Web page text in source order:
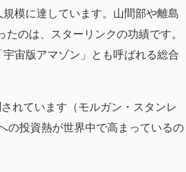
模に達しています。山間部や離島
のは、スターリンクの功績です。
宙版アマゾン」とも呼ばれる総合
れています（モルガン・スタンレ
の投資熱が世界中で高まっているの